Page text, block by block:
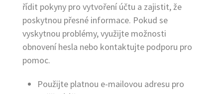
řídit pokyny pro vytvoření účtu a zajistit, že
poskytnou přesné informace. Pokud se
vyskytnou problémy, využijte možnosti
obnovení hesla nebo kontaktujte podporu pro
pomoc.
Použijte platnou e-mailovou adresu pro